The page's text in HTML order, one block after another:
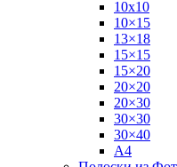
10х10
10×15
13×18
15×15
15×20
20×20
20×30
30×30
30×40
A4